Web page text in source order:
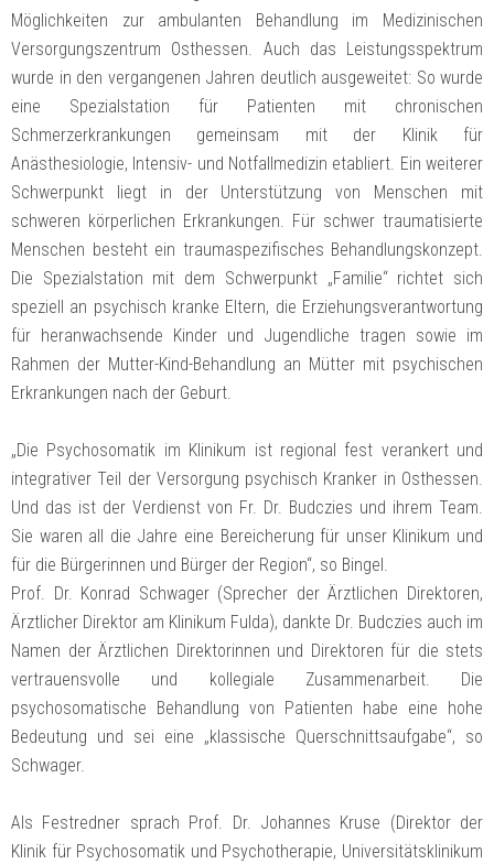
Möglichkeiten zur ambulanten Behandlung im Medizinischen
Versorgungszentrum Osthessen. Auch das Leistungsspektrum
wurde in den vergangenen Jahren deutlich ausgeweitet: So wurde
eine Spezialstation für Patienten mit chronischen
Schmerzerkrankungen gemeinsam mit der Klinik für
Anästhesiologie, Intensiv- und Notfallmedizin etabliert. Ein weiterer
Schwerpunkt liegt in der Unterstützung von Menschen mit
schweren körperlichen Erkrankungen. Für schwer traumatisierte
Menschen besteht ein traumaspezifisches Behandlungskonzept.
Die Spezialstation mit dem Schwerpunkt „Familie“ richtet sich
speziell an psychisch kranke Eltern, die Erziehungsverantwortung
für heranwachsende Kinder und Jugendliche tragen sowie im
Rahmen der Mutter-Kind-Behandlung an Mütter mit psychischen
Erkrankungen nach der Geburt.
„Die Psychosomatik im Klinikum ist regional fest verankert und
integrativer Teil der Versorgung psychisch Kranker in Osthessen.
Und das ist der Verdienst von Fr. Dr. Budczies und ihrem Team.
Sie waren all die Jahre eine Bereicherung für unser Klinikum und
für die Bürgerinnen und Bürger der Region“, so Bingel.
Prof. Dr. Konrad Schwager (Sprecher der Ärztlichen Direktoren,
Ärztlicher Direktor am Klinikum Fulda), dankte Dr. Budczies auch im
Namen der Ärztlichen Direktorinnen und Direktoren für die stets
vertrauensvolle und kollegiale Zusammenarbeit. Die
psychosomatische Behandlung von Patienten habe eine hohe
Bedeutung und sei eine „klassische Querschnittsaufgabe“, so
Schwager.
Als Festredner sprach Prof. Dr. Johannes Kruse (Direktor der
Klinik für Psychosomatik und Psychotherapie, Universitätsklinikum